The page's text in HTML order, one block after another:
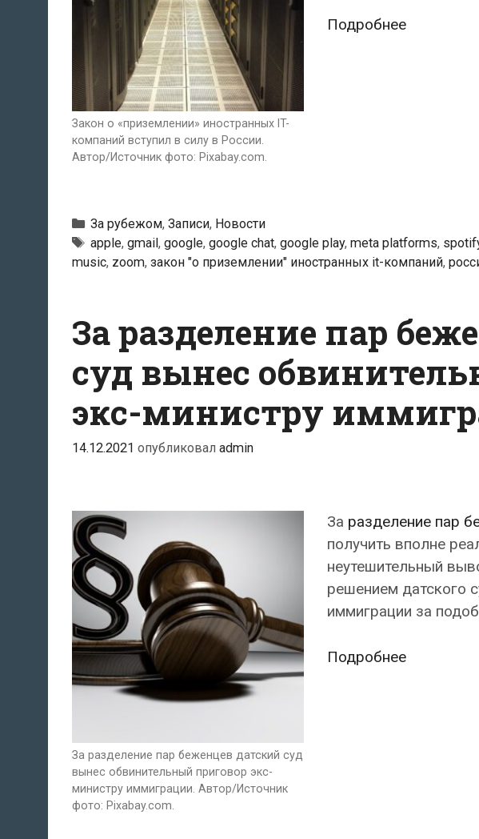
Закон о «приземлении» иностранных IT-
компаний вступил в силу в России.
Автор/Источник фото: Pixabay.com.
ПодробнееЗакон
России
Рубрики
За рубежом, Записи, Новости
Тэги
apple, gmail, google, google chat, google play, meta platforms,
music, zoom, закон "о приземлении" иностранных it-компаний,
За разделение пар
суд вынес
экс-министру
14.12.2021 опубликовал admin
За разделение пар беженцев датский суд
вынес обвинительный приговор экс-
министру иммиграции. Автор/Источник
фото: Pixabay.com.
За разделение пар
получить вполне
неутешительный
решением датского
иммиграции за
ПодробнееЗа